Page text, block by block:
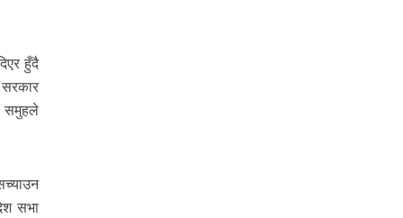
हुँदै
समुहले
सभा